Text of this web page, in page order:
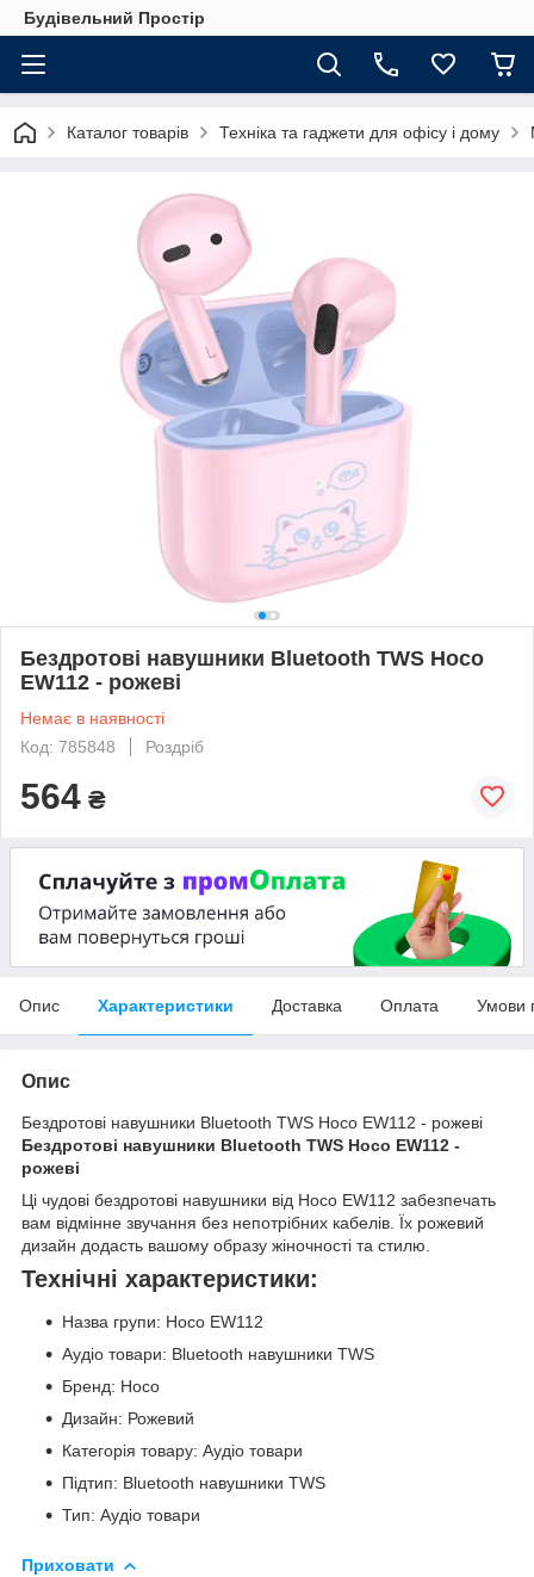
Будівельний Простір
Каталог товарів Техніка та гаджети для офісу і дому
Бездротові навушники Bluetooth TWS Hoco
EW112 - рожеві
Немає в наявності
Код: 785848
Роздріб
564 ₴
Опис Характеристики Доставка Оплата Умови
Опис
Бездротові навушники Bluetooth TWS Hoco EW112 - рожеві
Бездротові навушники Bluetooth TWS Hoco EW112 -
рожеві
Ці чудові бездротові навушники від Hoco EW112 забезпечать
вам відмінне звучання без непотрібних кабелів. Їх рожевий
дизайн додасть вашому образу жіночності та стилю.
Технічні характеристики:
Назва групи: Hoco EW112
Аудіо товари: Bluetooth навушники TWS
Бренд: Hoco
Дизайн: Рожевий
Категорія товару: Аудіо товари
Підтип: Bluetooth навушники TWS
Тип: Аудіо товари
Приховати